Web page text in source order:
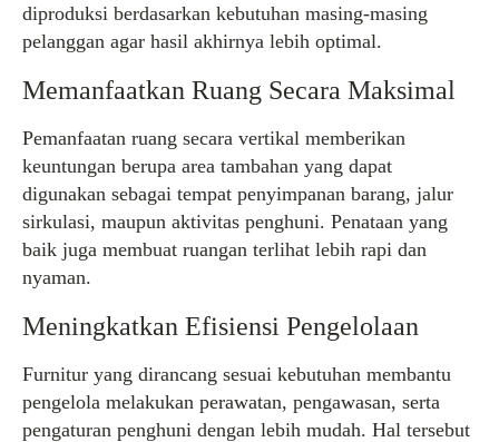
diproduksi berdasarkan kebutuhan masing-masing
pelanggan agar hasil akhirnya lebih optimal.
Memanfaatkan Ruang Secara Maksimal
Pemanfaatan ruang secara vertikal memberikan
keuntungan berupa area tambahan yang dapat
digunakan sebagai tempat penyimpanan barang, jalur
sirkulasi, maupun aktivitas penghuni. Penataan yang
baik juga membuat ruangan terlihat lebih rapi dan
nyaman.
Meningkatkan Efisiensi Pengelolaan
Furnitur yang dirancang sesuai kebutuhan membantu
pengelola melakukan perawatan, pengawasan, serta
pengaturan penghuni dengan lebih mudah. Hal tersebut